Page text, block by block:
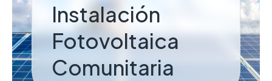
Instalación
Fotovoltaica
Comunitaria